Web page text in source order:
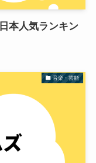
本人気ランキン
音楽・芸能